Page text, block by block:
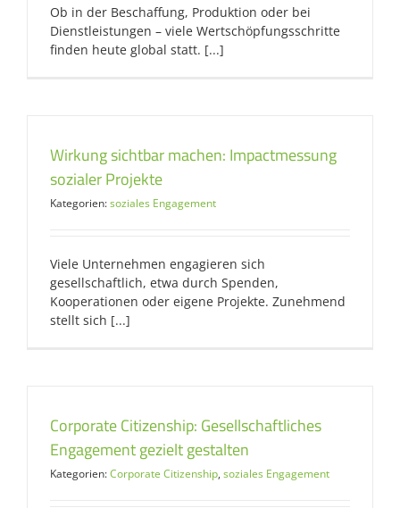
Ob in der Beschaffung, Produktion oder bei
Dienstleistungen – viele Wertschöpfungsschritte
finden heute global statt. [...]
Wirkung sichtbar machen: Impactmessung
sozialer Projekte
Kategorien:soziales Engagement
Viele Unternehmen engagieren sich
gesellschaftlich, etwa durch Spenden,
Kooperationen oder eigene Projekte. Zunehmend
stellt sich [...]
Corporate Citizenship: Gesellschaftliches
Engagement gezielt gestalten
Kategorien:Corporate Citizenship, soziales Engagement